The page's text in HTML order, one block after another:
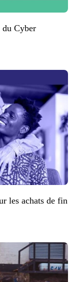
Cyber
les achats de fin